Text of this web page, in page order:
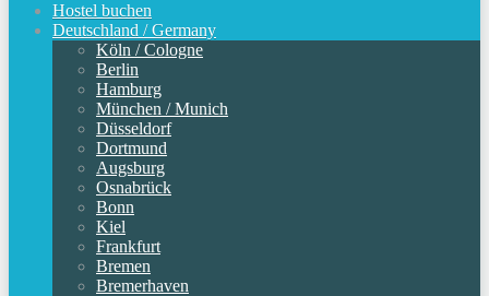
Hostel buchen
Deutschland / Germany
Köln / Cologne
Berlin
Hamburg
München / Munich
Düsseldorf
Dortmund
Augsburg
Osnabrück
Bonn
Kiel
Frankfurt
Bremen
Bremerhaven